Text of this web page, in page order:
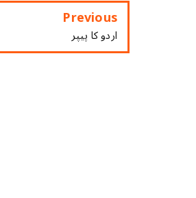
Previous
اردو کا پیپر